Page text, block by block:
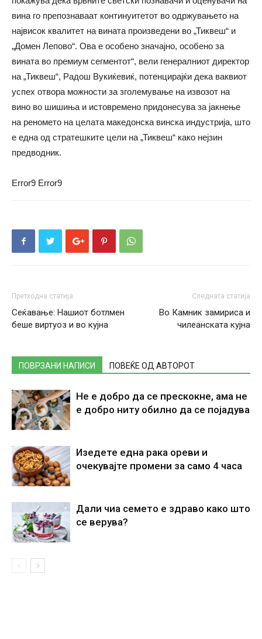
вина го препознаваат континуитетот во одржувањето на
највисок квалитет на вината произведени во „Тиквеш“ и
„Домен Лепово“. Ова е особено значајно, особено за
вината во премиум сегментот“, вели генералниот директор
на „Тиквеш“, Радош Вукиќевиќ, потенцирајќи дека ваквиот
успех отвора можности за зголемување на извозот на
вино во шишиња и истовремено придонесува за јакнење
на реномето на целата македонска винска индустрија, што
е една од стратешките цели на „Тиквеш“ како нејзин
предводник.
Error9 Error9
Претходна статија
Сеќавање: Нашиот ботлмен
беше виртуоз и во кујна
Следната статија
Во Камник замириса и
чилеанската кујна
ПОВРЗАНИ НАПИСИ ПОВЕЌЕ ОД АВТОРОТ
Не е добро да се прескокне, ама не
е добро ниту обилно да се појадува
Изедете една рака ореви и
очекувајте промени за само 4 часа
Дали чиа семето е здраво како што
се верува?